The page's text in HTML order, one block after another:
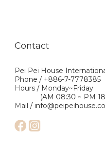
Contact
Pei Pei House
Phone / +886-7-7778385
Hours / Monday~Friday
(AM 08:30 ~ PM
Mail /